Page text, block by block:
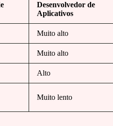
Desenvolvedor de
Aplicativos
Muito alto
Muito alto
Alto
Muito lento